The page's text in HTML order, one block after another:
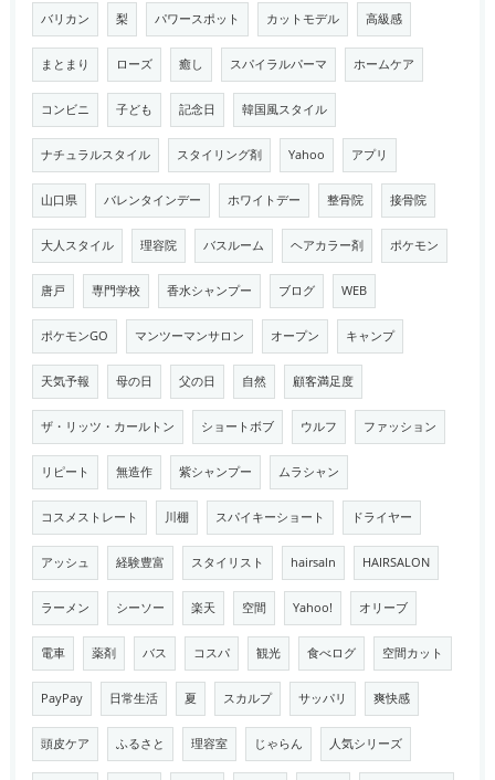
バリカン 梨 パワースポット カットモデル 高級感
まとまり ローズ 癒し スパイラルパーマ ホームケア
コンビニ 子ども 記念日 韓国風スタイル
ナチュラルスタイル スタイリング剤 Yahoo アプリ
山口県 バレンタインデー ホワイトデー 整骨院 接骨院
大人スタイル 理容院 バスルーム ヘアカラー剤 ポケモン
唐戸 専門学校 香水シャンプー ブログ WEB
ポケモンGO マンツーマンサロン オープン キャンプ
天気予報 母の日 父の日 自然 顧客満足度
ザ・リッツ・カールトン ショートボブ ウルフ ファッション
リピート 無造作 紫シャンプー ムラシャン
コスメストレート 川棚 スパイキーショート ドライヤー
アッシュ 経験豊富 スタイリスト hairsaln HAIRSALON
ラーメン シーソー 楽天 空間 Yahoo! オリーブ
電車 薬剤 バス コスパ 観光 食べログ 空間カット
PayPay 日常生活 夏 スカルプ サッパリ 爽快感
頭皮ケア ふるさと 理容室 じゃらん 人気シリーズ